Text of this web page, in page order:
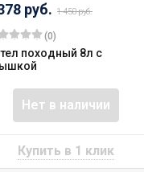
руб. 1 450 руб.
(0)
походный 8л с
Нет в наличии